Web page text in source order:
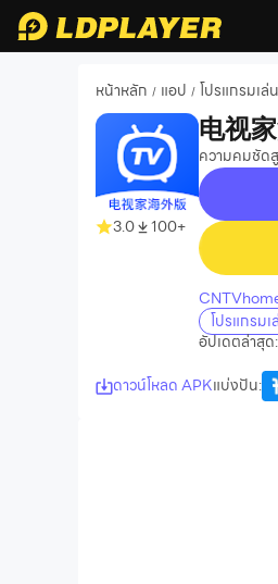
หน้าหลัก / แอป / โปรแกรมเล่
3.0 100+
电视
ความคมชัด
โปรแกรมเ
อัปเดตล่าสุ
ดาวน์โหลด APKแบ่งปัน: